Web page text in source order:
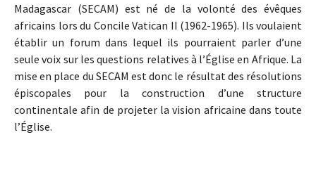
Madagascar (SECAM) est né de la volonté des évêques
africains lors du Concile Vatican II (1962-1965). Ils voulaient
établir un forum dans lequel ils pourraient parler d’une
seule voix sur les questions relatives à l’Église en Afrique. La
mise en place du SECAM est donc le résultat des résolutions
épiscopales pour la construction d’une structure
continentale afin de projeter la vision africaine dans toute
l’Église.